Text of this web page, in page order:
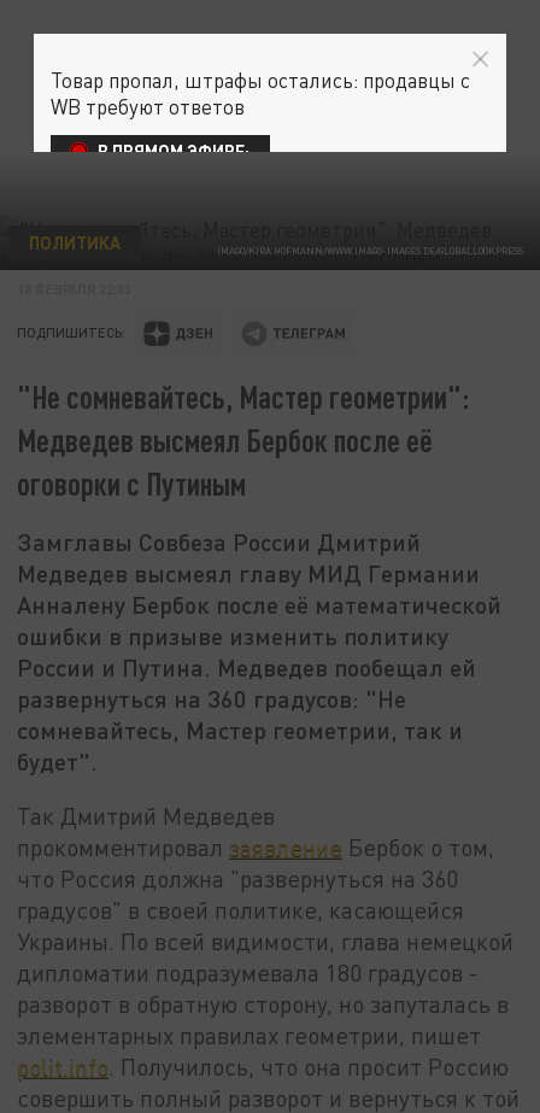
IMAGO/KIRA HOFMANN/WWW.IMAGO-IMAGES.DE/GLOBALLOOKPRESS
ПОЛИТИКА
ПОДПИШИТЕСЬ:
"Не сомневайтесь, Мастер геометрии":
Медведев высмеял Бербок после её
оговорки с Путиным
Замглавы Совбеза России Дмитрий
Медведев высмеял главу МИД Германии
Анналену Бербок после её математической
ошибки в призыве изменить политику
России и Путина. Медведев пообещал ей
развернуться на 360 градусов: "Не
сомневайтесь, Мастер геометрии, так и
будет".
Так Дмитрий Медведев
прокомментировал заявление Бербок о том,
что Россия должна "развернуться на 360
градусов" в своей политике, касающейся
Украины. По всей видимости, глава немецкой
дипломатии подразумевала 180 градусов -
разворот в обратную сторону, но запуталась в
элементарных правилах геометрии, пишет
polit.info . Получилось, что она просит Россию
совершить полный разворот и вернуться к той
Товар пропал, штрафы остались: продавцы с
WB требуют ответов
В ПРЯМОМ ЭФИРЕ: